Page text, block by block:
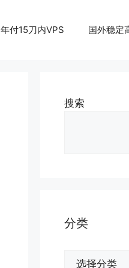
年付15刀内VPS 国外稳定
搜索
分类